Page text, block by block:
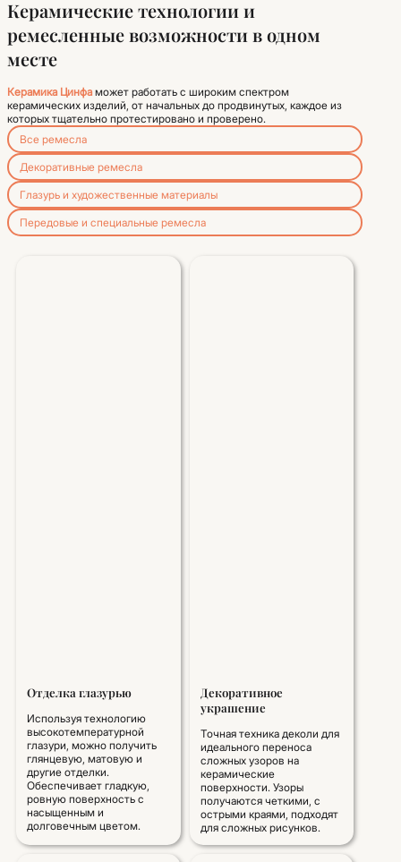
Керамические технологии и
ремесленные возможности в одном
месте
Керамика Цинфа может работать с широким спектром
керамических изделий, от начальных до продвинутых, каждое из
которых тщательно протестировано и проверено.
Все ремесла
Декоративные ремесла
Глазурь и художественные материалы
Передовые и специальные ремесла
Отделка глазурью
Используя технологию
высокотемпературной
глазури, можно получить
глянцевую, матовую и
другие отделки.
Обеспечивает гладкую,
ровную поверхность с
насыщенным и
долговечным цветом.
Декоративное
украшение
Точная техника деколи для
идеального переноса
сложных узоров на
керамические
поверхности. Узоры
получаются четкими, с
острыми краями, подходят
для сложных рисунков.